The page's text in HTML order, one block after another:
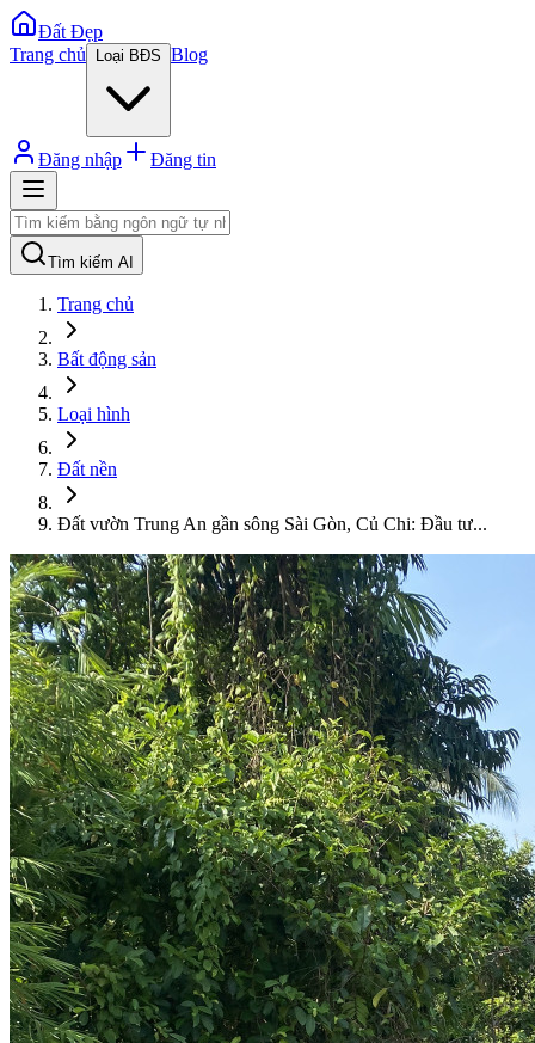
Đất Đẹp
Trang chủ
Loại BĐS Blog
Đăng nhập Đăng tin
Tìm kiếm AI
Trang chủ
Bất động sản
Loại hình
Đất nền
Đất vườn Trung An gần sông Sài Gòn, Củ Chi: Đầu tư...